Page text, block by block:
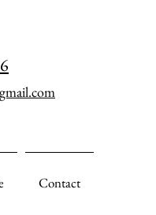
Contact